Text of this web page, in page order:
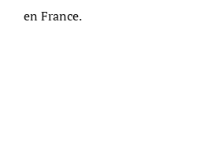
en France.